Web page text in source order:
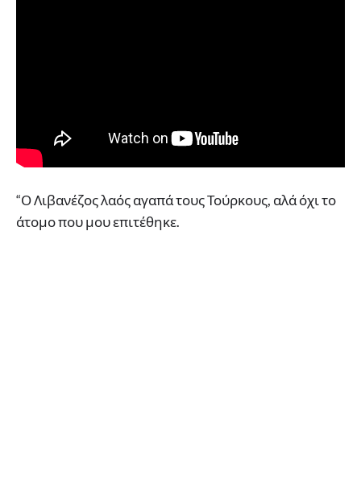
“Ο Λιβανέζος λαός αγαπά τους Τούρκους, αλά όχι το
άτομο που μου επιτέθηκε.